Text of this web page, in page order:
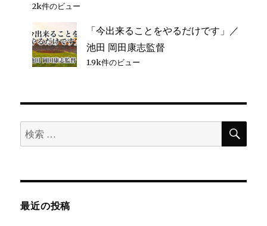
2k件のビュー
「今出来ることをやるだけです」／
池田 岡田康志監督
1.9k件のビュー
検
索
象:
検
最近の投稿